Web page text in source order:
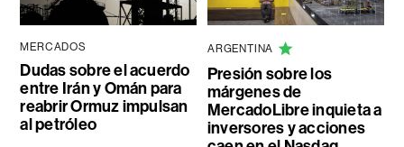
MERCADOS
Dudas sobre el acuerdo
entre Irán y Omán para
reabrir Ormuz impulsan
al petróleo
ARGENTINA
Presión sobre los
márgenes de
MercadoLibre inquieta a
inversores y acciones